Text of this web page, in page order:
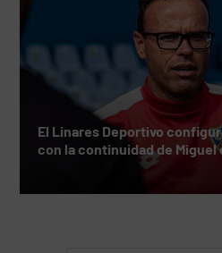
El Linares Deportivo
con la continuidad de Miguel